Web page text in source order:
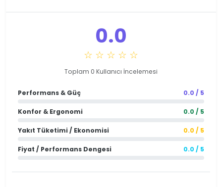
0.0
☆ ☆ ☆ ☆ ☆
Toplam 0 Kullanıcı İncelemesi
Performans & Güç 0.0 / 5
Konfor & Ergonomi 0.0 / 5
Yakıt Tüketimi / Ekonomisi 0.0 / 5
Fiyat / Performans Dengesi 0.0 / 5